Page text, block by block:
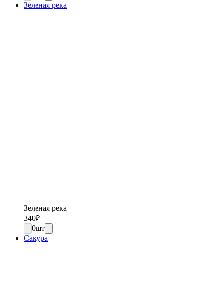
Зеленая река
Зеленая река
340₽
0шт
Сакура